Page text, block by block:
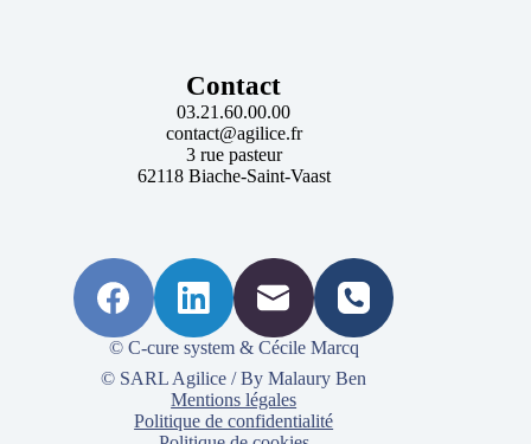
Contact
03.21.60.00.00
contact@agilice.fr
3 rue pasteur
62118 Biache-Saint-Vaast
© C-cure system & Cécile Marcq
© SARL Agilice / By Malaury Ben
Mentions légales
Politique de confidentialité